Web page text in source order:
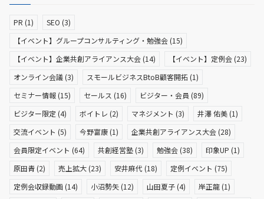
PR (1) SEO (3)
【イベント】グループコンサルティング・勉強会 (15)
【イベント】企業共創アライアンス大会 (14) 【イベント】定例会 (23)
オンライン会議 (3) スモールビジネスBtoB顧客開拓 (1)
セミナー情報 (15) セールス (16) ビジター・会員 (89)
ビジター限定 (4) ボイトレ (2) マネジメント (3) 井澤 佑美 (1)
交流イベント (5) 今野富康 (1) 企業共創アライアンス大会 (28)
会員限定イベント (64) 共創経営塾 (3) 勉強会 (38) 印象UP (1)
原田青 (2) 売上拡大 (23) 安井麻代 (18) 定例イベント (75)
定例会収録動画 (14) 小沼勢矢 (12) 山田夏子 (4) 岸正龍 (1)